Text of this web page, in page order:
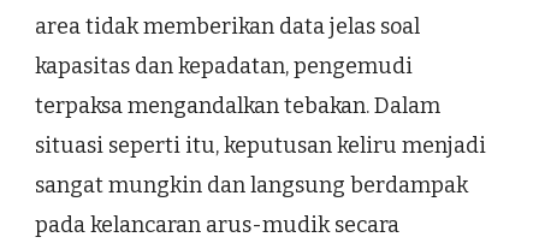
area tidak memberikan data jelas soal
kapasitas dan kepadatan, pengemudi
terpaksa mengandalkan tebakan. Dalam
situasi seperti itu, keputusan keliru menjadi
sangat mungkin dan langsung berdampak
pada kelancaran arus-mudik secara